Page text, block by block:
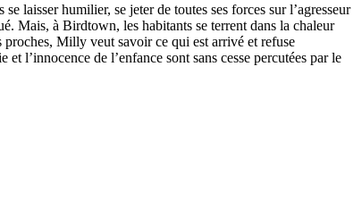
laisser humilier, se jeter de toutes ses forces sur l’agresseur
Mais, à Birdtown, les habitants se terrent dans la chaleur
proches, Milly veut savoir ce qui est arrivé et refuse
l’innocence de l’enfance sont sans cesse percutées par le